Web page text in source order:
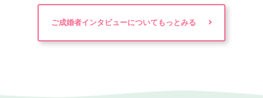
ご成婚者インタビューについてもっとみる